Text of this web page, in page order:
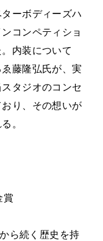
ーボディーズハ
コンペティショ
内装について
藤隆弘氏が、実
タジオのコンセ
り、その想いが
。
賞
ら続く歴史を持